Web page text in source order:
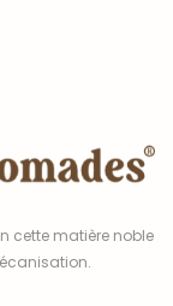
cette matière noble